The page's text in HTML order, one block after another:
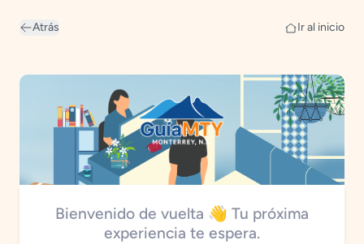
Atrás Ir al inicio
Bienvenido de vuelta 👋 Tu próxima
experiencia te espera.